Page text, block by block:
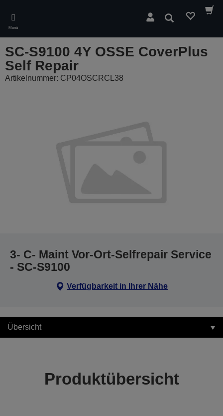
main
content
Menü
Suchen
SC-S9100 4Y OSSE CoverPlus
Self Repair
Artikelnummer: CP04OSCRCL38
3- C- Maint Vor-Ort-Selfrepair Service
- SC-S9100
Verfügbarkeit in Ihrer Nähe
Übersicht
Produktübersicht